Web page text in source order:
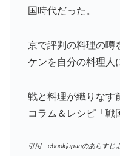
国時代だった。
京で評判の料理の噂
ケンを自分の料理
戦と料理が織りなす
コラム＆レシピ「戦
引用 ebookjapanのあらすじ